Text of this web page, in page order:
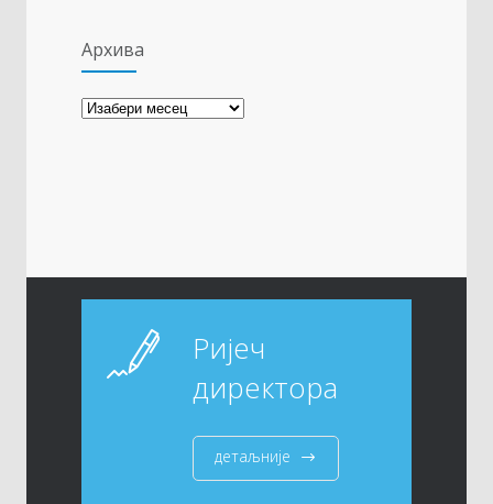
Архива
Архива
Ријеч
директора
детаљније